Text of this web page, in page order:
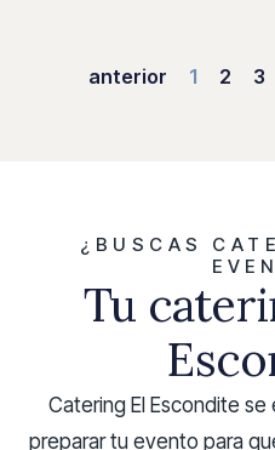
anterior 1 2 3
¿BUSCAS
Tu
Catering El Escondite
preparar tu evento para